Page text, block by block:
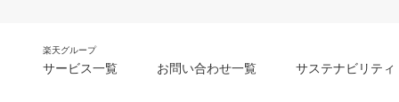
楽天グループ
サービス一覧 お問い合わせ一覧 サステナビリティ